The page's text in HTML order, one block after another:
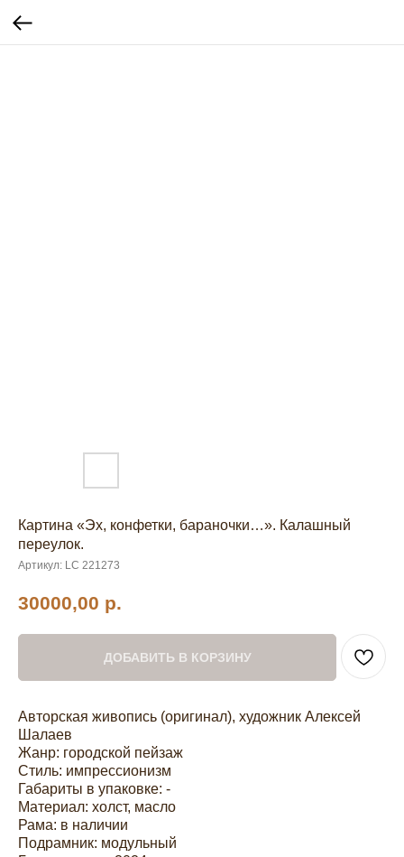
Картина «Эх, конфетки, бараночки…». Калашный
переулок.
Артикул: LC 221273
30000,00 р.
ДОБАВИТЬ В КОРЗИНУ
Авторская живопись (оригинал), художник Алексей
Шалаев
Жанр: городской пейзаж
Стиль: импрессионизм
Габариты в упаковке: -
Материал: холст, масло
Рама: в наличии
Подрамник: модульный